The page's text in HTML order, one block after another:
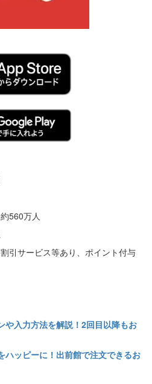
560万人
引サービス等あり、ポイント付与
や入力方法を解説！2回目以降もお
ハッピーに！出前館で注文できるお